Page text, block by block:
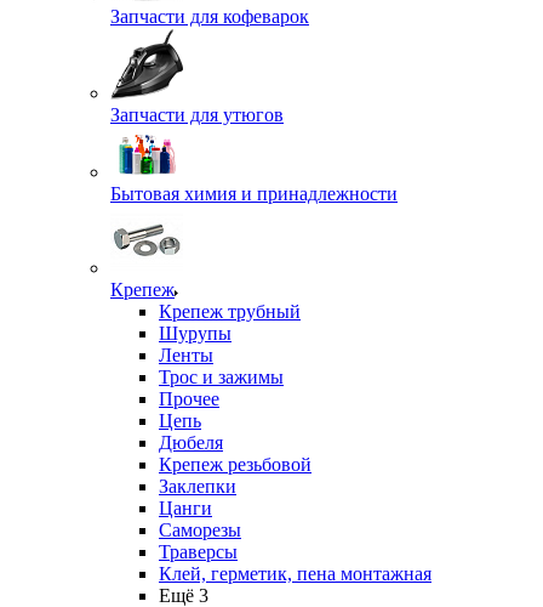
Запчасти для кофеварок
Запчасти для утюгов
Бытовая химия и принадлежности
Крепеж
Крепеж трубный
Шурупы
Ленты
Трос и зажимы
Прочее
Цепь
Дюбеля
Крепеж резьбовой
Заклепки
Цанги
Саморезы
Траверсы
Клей, герметик, пена монтажная
Ещё 3